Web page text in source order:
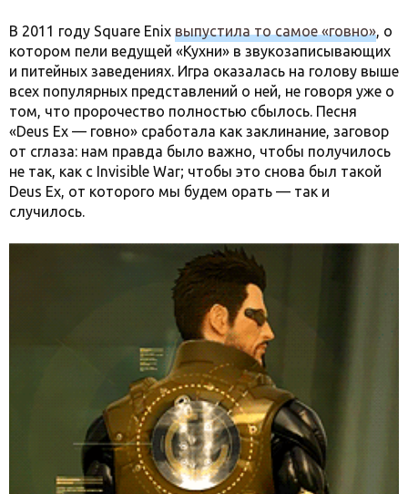
В 2011 году Square Enix выпустила то самое «говно», о
котором пели ведущей «Кухни» в звукозаписывающих
и питейных заведениях. Игра оказалась на голову выше
всех популярных представлений о ней, не говоря уже о
том, что пророчество полностью сбылось. Песня
«Deus Ex — говно» сработала как заклинание, заговор
от сглаза: нам правда было важно, чтобы получилось
не так, как с Invisible War; чтобы это снова был такой
Deus Ex, от которого мы будем орать — так и
случилось.